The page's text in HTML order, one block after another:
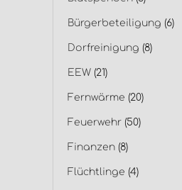
Bürgerbeteiligung (6)
Dorfreinigung (8)
EEW(21)
Fernwärme (20)
Feuerwehr(50)
Finanzen(8)
Flüchtlinge (4)